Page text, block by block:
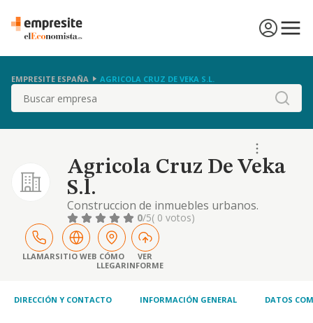
EMPRESITE ESPAÑA AGRICOLA CRUZ DE VEKA S.L.
Buscar
Agricola Cruz De Veka
S.l.
Construccion de inmuebles urbanos.
0/5( 0 votos)
LLAMARSITIO WEB CÓMO
LLEGAR
VER
INFORME
DIRECCIÓN Y CONTACTO INFORMACIÓN GENERAL DATOS